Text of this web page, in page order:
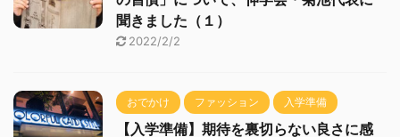
聞きました（１）
2022/2/2
おでかけ ファッション 入学準備
【入学準備】期待を裏切らない良さに感